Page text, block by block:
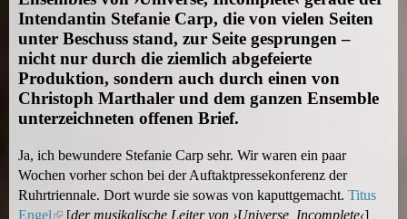
Intendantin Stefanie Carp, die von vielen Seiten
unter Beschuss stand, zur Seite gesprungen –
nicht nur durch die ziemlich abgefeierte
Produktion, sondern auch durch einen von
Christoph Marthaler und dem ganzen Ensemble
unterzeichneten offenen Brief.
Ja, ich bewundere Stefanie Carp sehr. Wir waren ein paar
Wochen vorher schon bei der Auftaktpressekonferenz der
Ruhrtriennale. Dort wurde sie sowas von kaputtgemacht. Titus
Engel(
[der musikalische Leiter von ›Universe, Incomplete‹]